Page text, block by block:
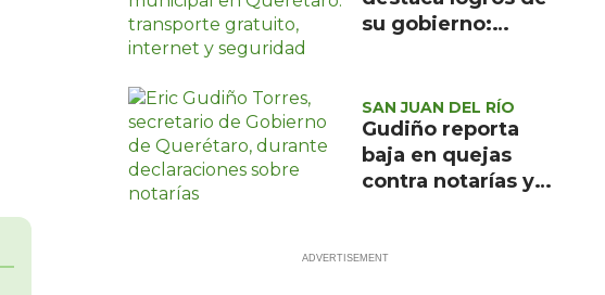
su gobierno:
internet
SAN JUAN DEL RÍO
Gudiño reporta
baja en quejas
contra notarías y
continuas en San